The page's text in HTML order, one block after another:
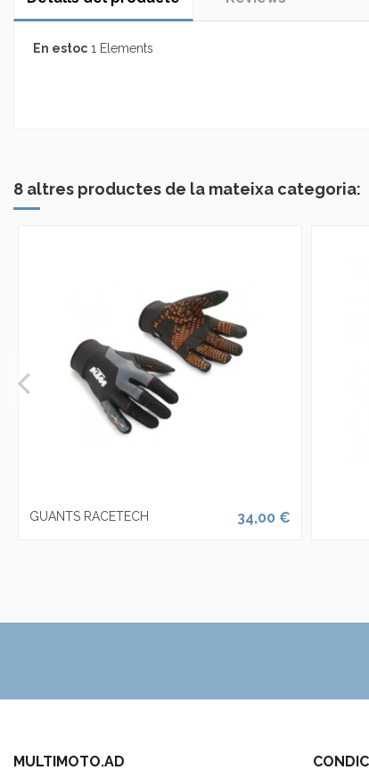
En estoc 1 Elements
8 altres productes de la mateixa categoria:
GUANTS RACETECH 34,00 €
MULTIMOTO.AD